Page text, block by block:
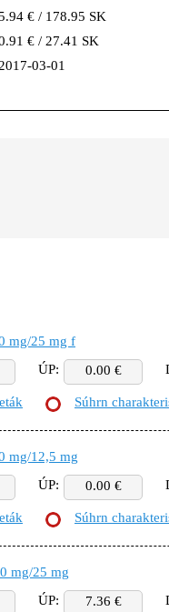
€ / 178.95 SK
€ / 27.41 SK
2017-03-01
mg/25 mg f
ÚP: 0.00 €
Súhrn
mg/12,5 mg
ÚP: 0.00 €
Súhrn
mg/25 mg
ÚP: 7.36 €